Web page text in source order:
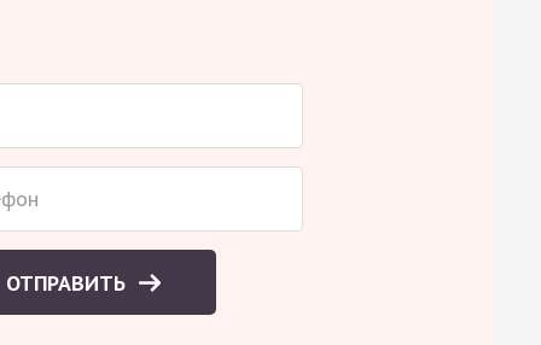
ОТПРАВИТЬ